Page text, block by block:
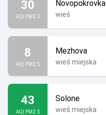
30
AQI PM2.5
Novopokrovka
wieś
8
AQI PM2.5
Mezhova
wieś miejska
43
AQI PM2.5
Solone
wieś miejska